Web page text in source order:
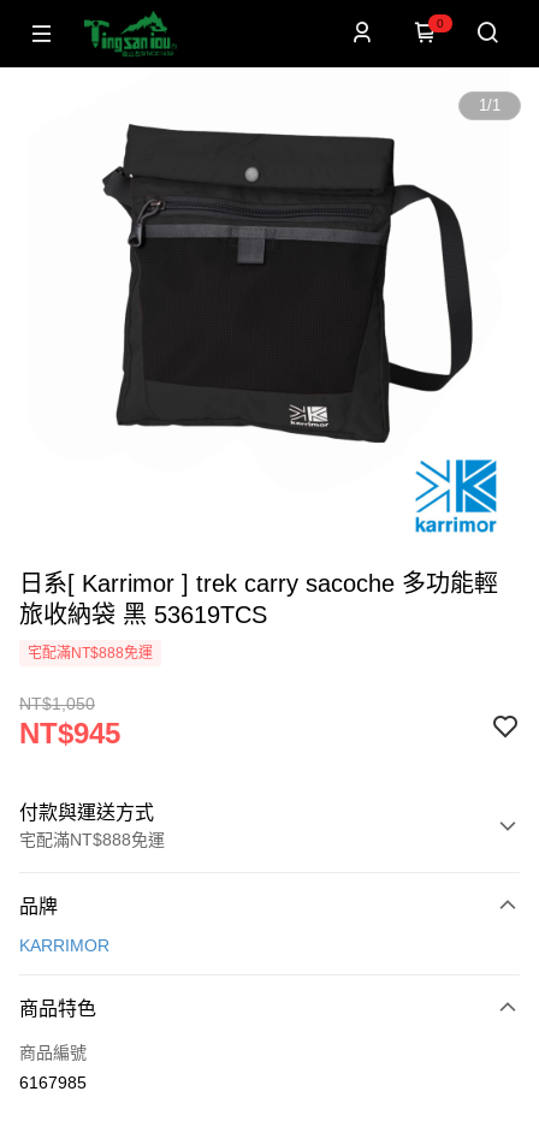
0
1/1
日系[ Karrimor ] trek carry sacoche 多功能輕
旅收納袋 黑 53619TCS
宅配滿NT$888免運
NT$1,050
NT$945
付款與運送方式
宅配滿NT$888免運
信用卡一次付款
悠遊付
AFTEE先享後付
相關說明
品牌
KARRIMOR
商品特色
商品編號
6167985